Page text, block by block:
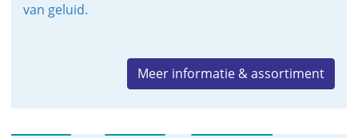
van geluid.
Meer informatie & assortiment